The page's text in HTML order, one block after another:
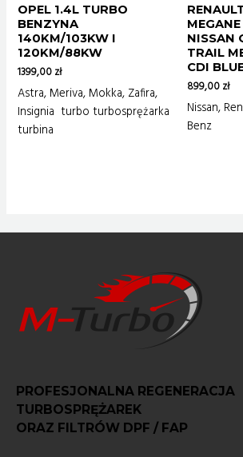
OPEL 1.4L TURBO
BENZYNA
140KM/103KW I
120KM/88KW
1399,00zł
Astra, Meriva, Mokka, Zafira,
Insignia turbo turbosprężarka
turbina
NISSAN
TRAIL
CDI
899,00zł
Nissan,
Benz
PROFESJONALNA REGENERACJA
TURBOSPRĘŻAREK
ORAZ FILTRÓW DPF / FAP